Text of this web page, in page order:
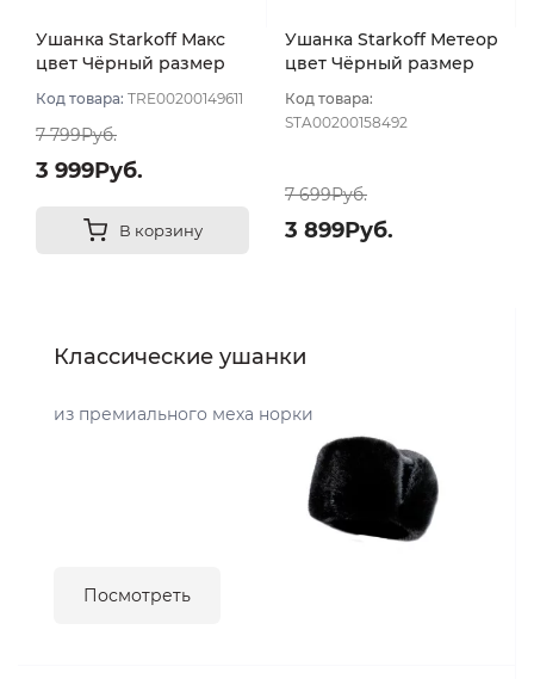
Ушанка Starkoff Макс
цвет Чёрный размер
Код товара: TRE00200149611
7 799Руб.
3 999Руб.
В корзину
Ушанка Starkoff Метеор
цвет Чёрный размер
Код товара:
STA00200158492
7 699Руб.
3 899Руб.
Классические ушанки
из премиального меха норки
Посмотреть